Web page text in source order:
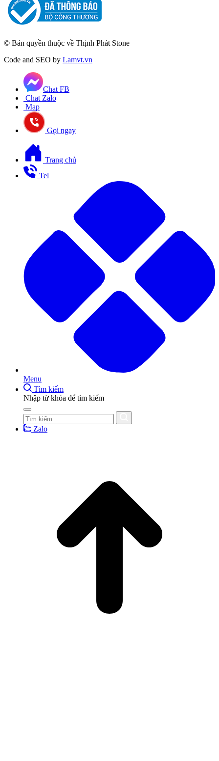
© Bản quyền thuộc về Thịnh Phát Stone
Code and SEO by Lamvt.vn
Chat FB
Chat Zalo
Map
Gọi ngay
Trang chủ
Tel
Menu
Tìm kiếm
Nhập từ khóa để tìm kiếm
Zalo